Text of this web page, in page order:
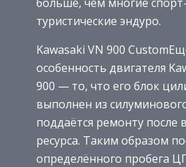
туристические эндуро.
Kawasaki VN 900
особенность двигателя
900 — то, что его блок
выполнен из
поддаётся ремонту после
ресурса. Таким образом
определённого пробега